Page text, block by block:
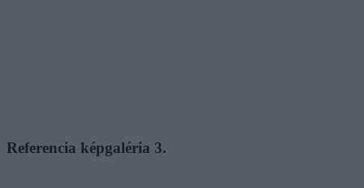
Referencia képgaléria 3.